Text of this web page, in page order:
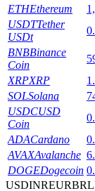
การลงทุนพิ
เงินกู้
บริการยืมเงิ
ETHEthereum
USDTTether
USDt
BNBBinance
Coin
XRPXRP
SOLSolana
USDCUSD
Coin
ADACardano
AVAXAvalanche
DOGEDogecoin
USDINREURBRL